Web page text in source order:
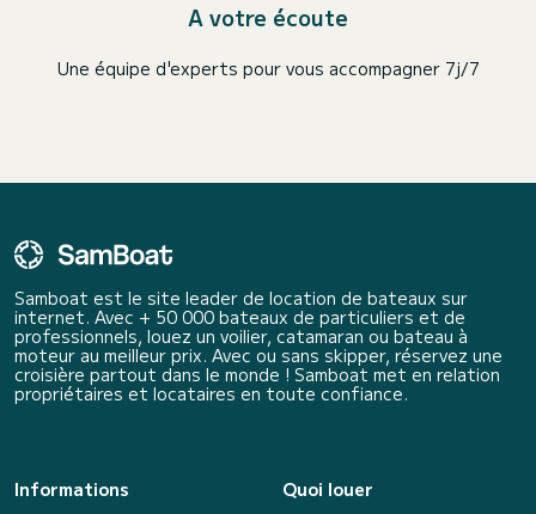
A votre écoute
Une équipe d'experts pour vous accompagner 7j/7
Samboat est le site leader de location de bateaux sur
internet. Avec + 50 000 bateaux de particuliers et de
professionnels, louez un voilier, catamaran ou bateau à
moteur au meilleur prix. Avec ou sans skipper, réservez une
croisière partout dans le monde ! Samboat met en relation
propriétaires et locataires en toute confiance.
Informations
Quoi louer